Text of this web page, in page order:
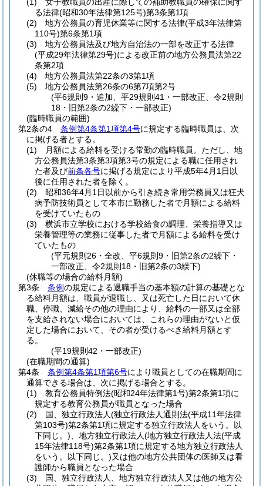
る法律(昭和30年法律第125号)第3条第1項
(2)
地方公務員の育児休業等に関する法律(平成3年法律第
110号)第6条第1項
(3)
地方公務員法及び地方自治法の一部を改正する法律
(平成29年法律第29号)による改正前の地方公務員法第22
条第2項
(4)
地方公務員法第22条の3第1項
(5)
地方公務員法第26条の6第7項第2号
(平6規則9・追加、平29規則41・一部改正、令2規則
18・旧第2条の2繰下・一部改正)
(臨時職員の範囲)
第2条の4
条例第4条第1項第4号に規定する臨時職員は、次
に掲げる者とする。
(1)
月額による給料を受ける常勤の臨時職員。 ただし、地
方公務員法第3条第3項第3号の規定による職に任用され
た者及び前条各号に掲げる規定により平成5年4月1日以
後に任用された者を除く。
(2)
昭和36年4月1日以前から引き続き常用労務員又は狂犬
病予防技術員として本市に勤務した者で月額による給料
を受けていたもの
(3)
横浜市立学校における学校給食の調理、栄養指導又は
栄養管理等の業務に従事した者で月額による給料を受け
ていたもの
(平元規則26・全改、平6規則9・旧第2条の2繰下・
一部改正、令2規則18・旧第2条の3繰下)
(休職等の場合の給料月額)
第3条
条例の規定による退職手当の基本額の計算の基礎とな
る給料月額は、職員が退職し、又は死亡した日において休
職、停職、減給その他の理由により、給料の一部又は全部
を支給されない場合においては、これらの理由がないと仮
定した場合において、その者が受けるべき給料月額とす
る。
(平19規則42・一部改正)
(在職期間の通算)
第4条
条例第4条第1項第6号により職員としての在職期間に
通算できる場合は、次に掲げる場合とする。
(1)
教育公務員特例法(昭和24年法律第1号)第2条第1項に
規定する教育公務員が職員となった場合
(2)
国、独立行政法人(独立行政法人通則法(平成11年法律
第103号)第2条第1項に規定する独立行政法人をいう。以
下同じ。) 、地方独立行政法人(地方独立行政法人法(平成
15年法律118号)第2条第1項に規定する地方独立行政法人
をいう。以下同じ。)又は他の地方公共団体の医師又は看
護師から職員となった場合
(3)
国、独立行政法人、地方独立行政法人又は他の地方公